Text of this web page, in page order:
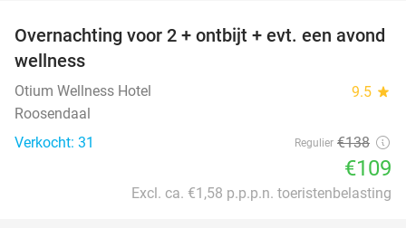
21%
Overnachting voor 2 + ontbijt + evt. een avond
wellness
Otium Wellness Hotel 9.5 star
Roosendaal
Verkocht: 31
Regulier €138
€109
Excl. ca. €1,58 p.p.p.n. toeristenbelasting